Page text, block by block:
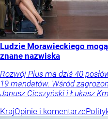
Ludzie Morawieckiego
znane nazwiska
Rozwój Plus ma dziś 40
19 mandatów. Wśród
Janusz Cieszyński i Łukasz
KrajOpinie i komentarze